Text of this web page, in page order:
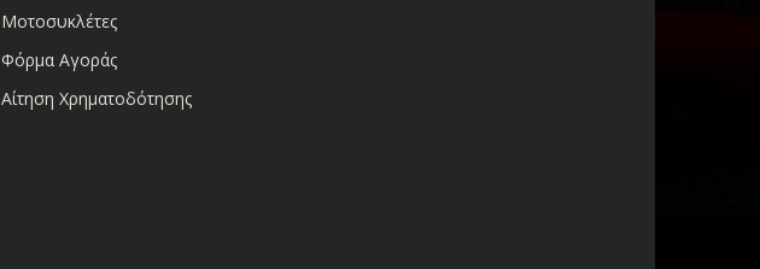
Μοτοσυκλέτες
Φόρμα Αγοράς
Αίτηση Χρηματοδότησης